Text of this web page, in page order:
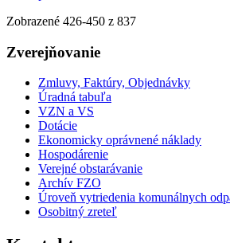
Zobrazené 426-450 z 837
Zverejňovanie
Zmluvy, Faktúry, Objednávky
Úradná tabuľa
VZN a VS
Dotácie
Ekonomicky oprávnené náklady
Hospodárenie
Verejné obstarávanie
Archív FZO
Úroveň vytriedenia komunálnych
Osobitný zreteľ